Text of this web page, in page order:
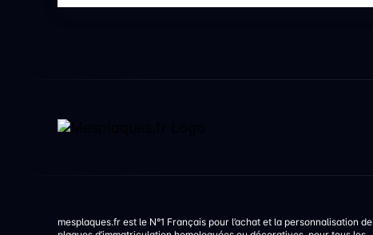
mesplaques.fr est le N°1 Français pour l’achat et la personnalisation de